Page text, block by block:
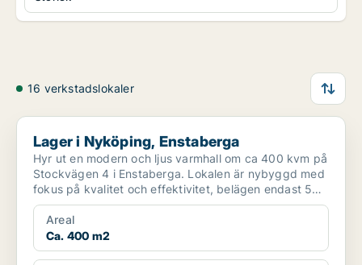
16 verkstadslokaler
Lager i Nyköping, Enstaberga
Lager i Nyköping, Enstaberga
Hyr ut en modern och ljus varmhall om ca 400 kvm på
Stockvägen 4 i Enstaberga. Lokalen är nybyggd med
fokus på kvalitet och effektivitet, belägen endast 5
mi...
Areal
Ca. 400 m2